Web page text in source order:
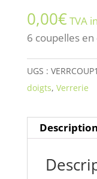
0,00€TVA
6 coupelles
UGS :
doigts, Verrerie
Description